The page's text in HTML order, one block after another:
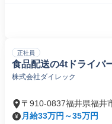
正社員
食品配送の4tドライバ
株式会社ダイレック
〒910-0837福井県福井
月給33万円～35万円